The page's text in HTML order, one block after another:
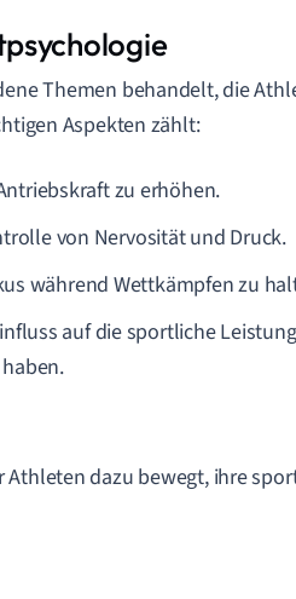
Themen behandelt, die
Aspekten zählt:
zu erhöhen.
von Nervosität und Druck.
während Wettkämpfen zu
auf die sportliche
dazu bewegt, ihre